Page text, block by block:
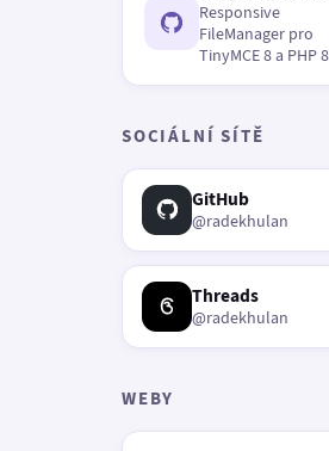
Responsive
FileManager pro
TinyMCE 8 a PHP 8
SOCIÁLNÍ SÍTĚ
GitHub
@radekhulan
Threads
@radekhulan
WEBY